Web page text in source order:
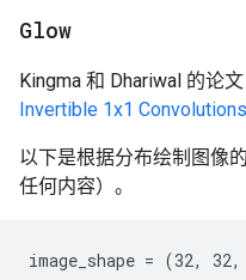
Glow
Kingma 和 Dhariwal 的论文
Invertible 1x1 Convolutions
以下是根据分布绘制图像
任何内容）。
image_shape = (32,